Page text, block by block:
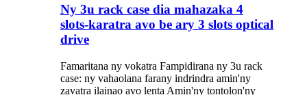
Ny 3u rack case dia mahazaka 4
slots-karatra avo be ary 3 slots optical
drive
Famaritana ny vokatra Fampidirana ny 3u rack
case: ny vahaolana farany indrindra amin'ny
zavatra ilainao avo lenta Amin'ny tontolon'ny